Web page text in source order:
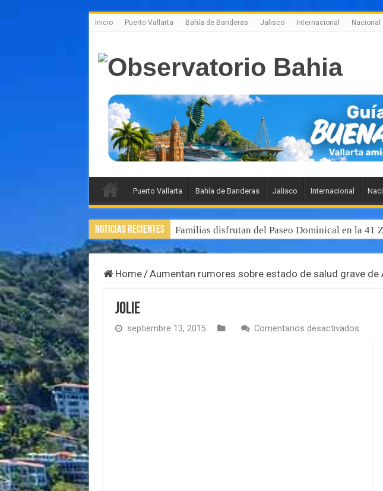
Inicio Puerto Vallarta Bahía de Banderas Jalisco Internacional Nacional
Puerto Vallarta Bahía de Banderas Jalisco Internacional
Noticias Recientes Familias disfrutan del Paseo Dominical en la 41
Home/Aumentan rumores sobre estado de salud grave de
jolie
septiembre 13, 2015 Comentarios desactivadosen